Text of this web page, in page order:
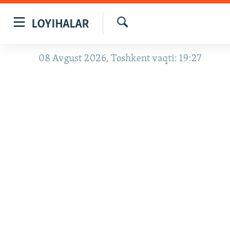
Бош
LOYIHALAR
OZODLIK SURISHTIRUVLARI
Излаш
08 Avgust 2026, Toshkent vaqti: 19:27